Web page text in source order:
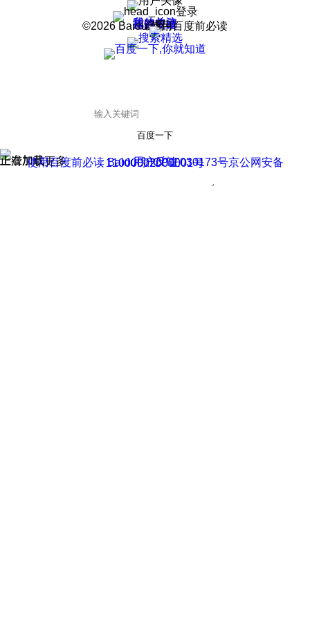
登录
我的关注
我的收藏
皮肤中心
用户反馈
设置
©2026 Baidu 使用百度前必读
百度一下
正在加载
上滑加载更多 用户反馈
使用百度前必读 Baidu 京ICP证030173号
京公网安备11000002000001号